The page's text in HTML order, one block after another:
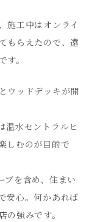
施工中はオンライ
もらえたので、遠
。
ウッドデッキが開
温水セントラルヒ
しむのが目的で
ブを含め、住まい
安心。何かあれば
強みです。